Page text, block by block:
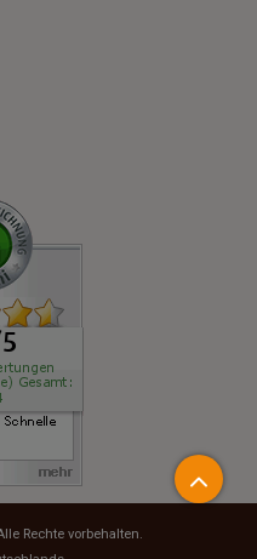
Rechte vorbehalten.